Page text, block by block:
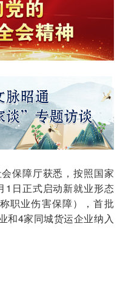
保障厅获悉，按照国家
1日正式启动新就业形态
职业伤害保障），首批
和4家同城货运企业纳入